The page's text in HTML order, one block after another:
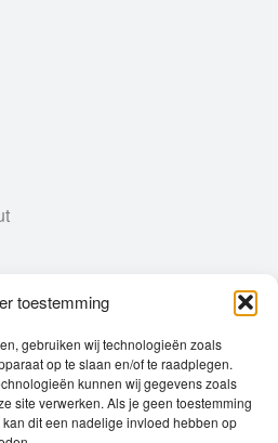
toestemming
gebruiken wij technologieën zoals
op te slaan en/of te raadplegen.
kunnen wij gegevens zoals
site verwerken. Als je geen toestemming
dit een nadelige invloed hebben op